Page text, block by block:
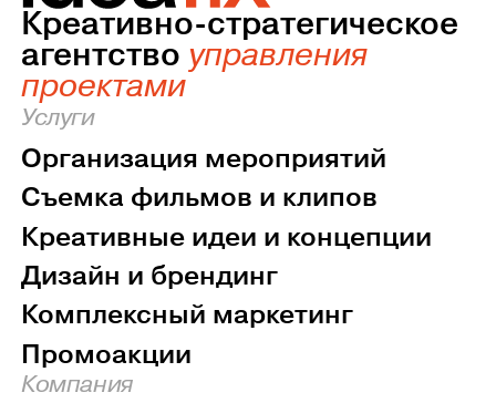
Креативно-стратегическое
агентство управления
проектами
Услуги
Организация мероприятий
Съемка фильмов и клипов
Креативные идеи и концепции
Дизайн и брендинг
Комплексный маркетинг
Промоакции
Компания